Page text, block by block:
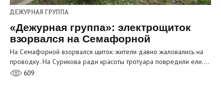
ДЕЖУРНАЯ ГРУППА
«Дежурная группа»: электрощиток
взорвался на Семафорной
На Семафорной взорвался щиток: жители давно жаловались на
проводку. На Сурикова ради красоты тротуара повредили ели.…
609